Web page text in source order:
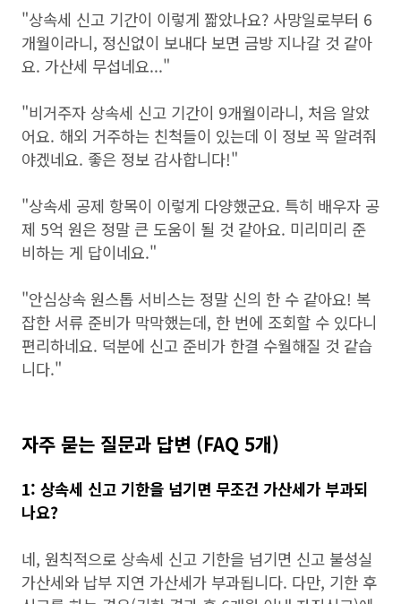
"상속세 신고 기간이 이렇게 짧았나요? 사망일로부터 6
개월이라니, 정신없이 보내다 보면 금방 지나갈 것 같아
요. 가산세 무섭네요..."
"비거주자 상속세 신고 기간이 9개월이라니, 처음 알았
어요. 해외 거주하는 친척들이 있는데 이 정보 꼭 알려줘
야겠네요. 좋은 정보 감사합니다!"
"상속세 공제 항목이 이렇게 다양했군요. 특히 배우자 공
제 5억 원은 정말 큰 도움이 될 것 같아요. 미리미리 준
비하는 게 답이네요."
"안심상속 원스톱 서비스는 정말 신의 한 수 같아요! 복
잡한 서류 준비가 막막했는데, 한 번에 조회할 수 있다니
편리하네요. 덕분에 신고 준비가 한결 수월해질 것 같습
니다."
자주 묻는 질문과 답변 (FAQ 5개)
1: 상속세 신고 기한을 넘기면 무조건 가산세가 부과되
나요?
네, 원칙적으로 상속세 신고 기한을 넘기면 신고 불성실
가산세와 납부 지연 가산세가 부과됩니다. 다만, 기한 후